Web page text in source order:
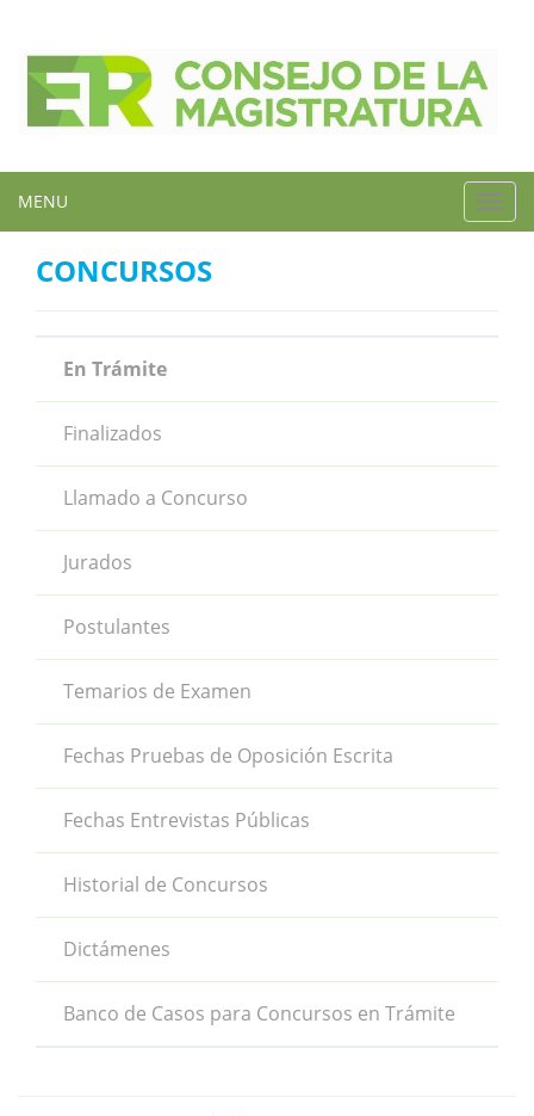
MENU
CONCURSOS
En Trámite
Finalizados
Llamado a Concurso
Jurados
Postulantes
Temarios de Examen
Fechas Pruebas de Oposición Escrita
Fechas Entrevistas Públicas
Historial de Concursos
Dictámenes
Banco de Casos para Concursos en Trámite